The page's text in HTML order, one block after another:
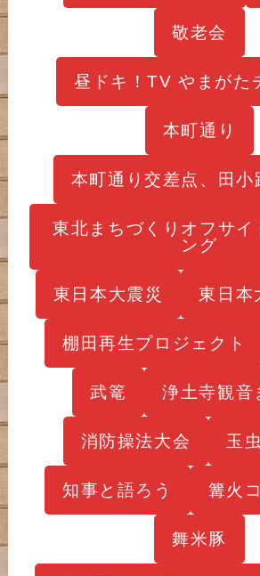
敬老会
昼ドキ！TV やまがた
本町通り
本町通り交差点、田小
東北まちづくりオフサイ
ング
東日本大震災 東日本
棚田再生プロジェクト
武篭 浄土寺観音
消防操法大会 玉
知事と語ろう 篝火
舞米豚